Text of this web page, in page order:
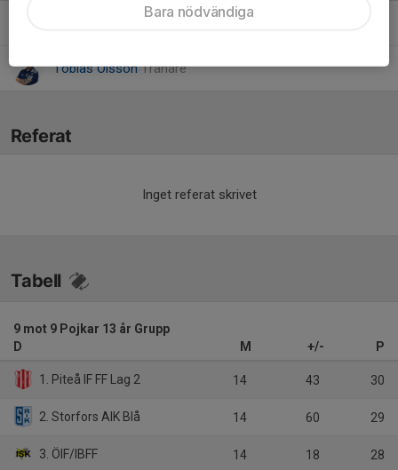
Tobias OlssonTränare
Referat
Inget referat skrivet
Tabell
9 mot 9 Pojkar 13 år Grupp
D
M +/- P
1. Piteå IF FF Lag 2 14 43 30
2. Storfors AIK Blå 14 60 29
3. ÖIF/IBFF 14 18 28
Bara nödvändiga